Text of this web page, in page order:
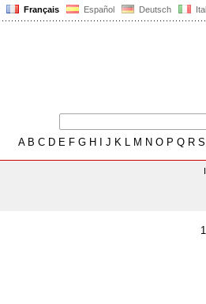
Français Español Deutsch
AB C D E F G H J K L M N O P Q R S